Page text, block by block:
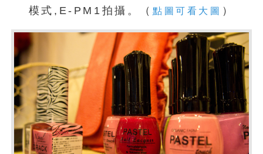
模式,E-PM1拍攝。（ 點圖可看大圖 ）